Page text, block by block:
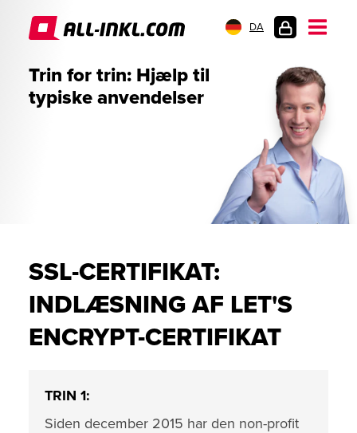
DA
Trin for trin: Hjælp til
typiske anvendelser
SSL-CERTIFIKAT:
INDLÆSNING AF LET'S
ENCRYPT-CERTIFIKAT
TRIN 1:
Siden december 2015 har den non-profit